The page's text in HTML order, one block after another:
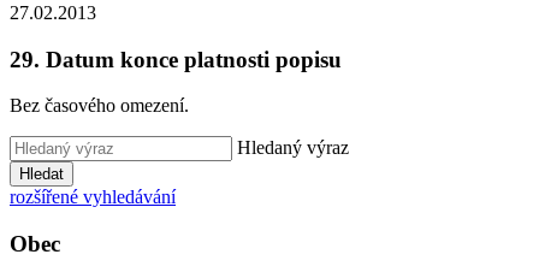
27.02.2013
29. Datum konce platnosti popisu
Bez časového omezení.
Hledaný výraz
Hledat
rozšířené vyhledávání
Obec